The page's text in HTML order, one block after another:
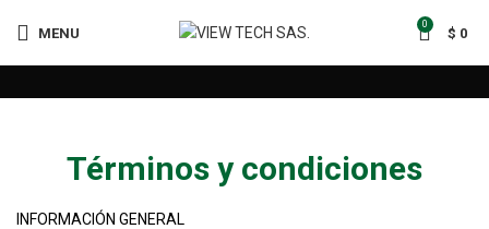
MENU
0
$ 0
Términos y condiciones
INFORMACIÓN GENERAL